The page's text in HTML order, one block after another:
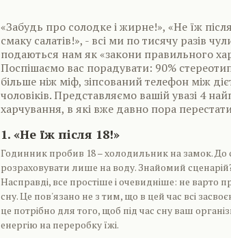
«Забудь про солодке і жирне!», «Не їж
смаку салатів!», - всі ми по тисячу разів
подаються нам як «закони правильного
Поспішаємо вас порадувати: 90%
більше ніж міф, зіпсований телефон між
чоловіків. Представляємо вашій увазі 4
харчування, в які вже давно пора
1. «Не їж після 18!»
Годинник пробив 18 – холодильник на замок. До
розраховувати лише на воду. Знайомий
Насправді, все простіше і очевидніше: не варто
сну. Це пов'язано не з тим, що в цей час всі
це потрібно для того, щоб під час сну ваш
енергію на переробку їжі.